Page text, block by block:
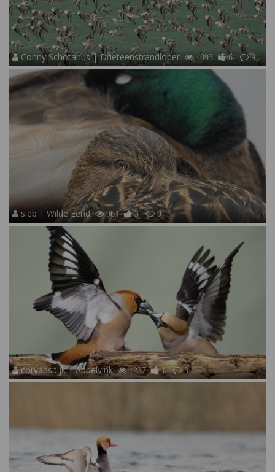
Conny Schotanus | Drieteenstrandloper 1093 6 9
sieb | Wilde Eend 904 3 9
corvanspijk | Appelvink 1237 1 3